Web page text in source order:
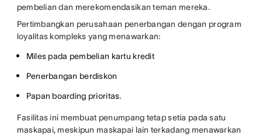
pembelian dan merekomendasikan teman mereka.
Pertimbangkan perusahaan penerbangan dengan program
loyalitas kompleks yang menawarkan:
Miles pada pembelian kartu kredit
Penerbangan berdiskon
Papan boarding prioritas.
Fasilitas ini membuat penumpang tetap setia pada satu
maskapai, meskipun maskapai lain terkadang menawarkan